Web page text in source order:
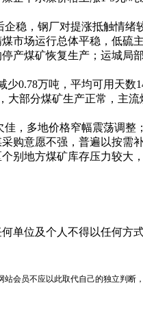
稳，钢厂对提涨抵触情绪
市场运行总体平稳，低硫
产煤矿恢复生产；运城局
0.78万吨，平均可用天数
大部分煤矿生产正常，主
，多地价格窄幅震荡调整
购意愿不强，普遍以按需
别地方煤矿库存压力较大，
单位及个人不得以任何方
会员不应以此取代自己的独立判断